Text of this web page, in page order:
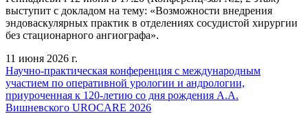
выступит с докладом на тему: «Возможности внедрения
эндоваскулярных практик в отделениях сосудистой хирургии
без стационарного ангиографа».
11 июня 2026 г.
Научно-практическая конференция с международным
участием по оперативной урологии и андрологии,
приуроченная к 120-летию со дня рождения А.А.
Вишневского UROCARE 2026